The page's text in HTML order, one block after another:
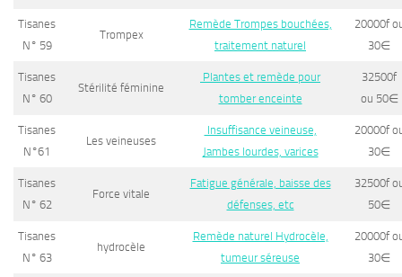
Tisanes
N° 59
Trompex
Remède Trompes bouchées,
traitement naturel
20000f
30∈
Tisanes
N° 60
Stérilité féminine
Plantes et remède pour
tomber enceinte
32500f
ou 50∈
Tisanes
N°61
Les veineuses
Insuffisance veineuse,
Jambes lourdes, varices
20000f
30∈
Tisanes
N° 62
Force vitale
Fatigue générale, baisse des
défenses, etc
32500f
50∈
Tisanes
N° 63
hydrocèle
Remède naturel Hydrocèle,
tumeur séreuse
20000f
30∈